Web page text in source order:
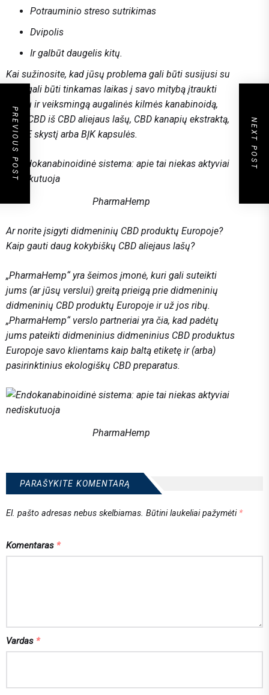
Potrauminio streso sutrikimas
Dvipolis
Ir galbūt daugelis kitų.
Kai sužinosite, kad jūsų problema gali būti susijusi su
CED, gali būti tinkamas laikas į savo mitybą įtraukti
saugų ir veiksmingą augalinės kilmės kanabinoidą,
pvz., CBD iš CBD aliejaus lašų, ​​CBD kanapių ekstraktą,
CBD E skystį arba BĮK kapsulės.
PharmaHemp
Ar norite įsigyti didmeninių CBD produktų Europoje?
Kaip gauti daug kokybiškų CBD aliejaus lašų?
„PharmaHemp“ yra šeimos įmonė, kuri gali suteikti
jums (ar jūsų verslui) greitą prieigą prie didmeninių
didmeninių CBD produktų Europoje ir už jos ribų.
„PharmaHemp“ verslo partneriai yra čia, kad padėtų
jums pateikti didmeninius didmeninius CBD produktus
Europoje savo klientams kaip baltą etiketę ir (arba)
pasirinktinius ekologiškų CBD preparatus.
PharmaHemp
PARAŠYKITE KOMENTARĄ
El. pašto adresas nebus skelbiamas. Būtini laukeliai pažymėti *
Komentaras *
Vardas *
PREVIOUS POST NEXT POST